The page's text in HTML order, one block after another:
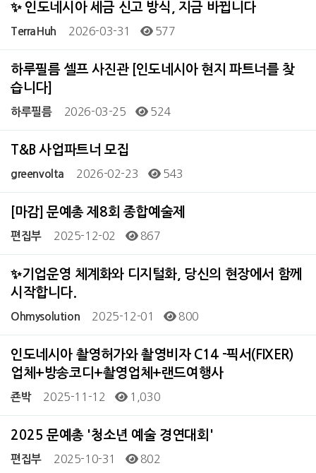
✨ 인도네시아 세금 신고 방식, 지금 바뀝니다
TerraHuh 2026-03-31 577
하루필름 셀프 사진관 [인도네시아 현지 파트너를 찾
습니다]
하루필름 2026-03-25 524
T&B 사업파트너 모집
greenvolta 2026-02-23 543
[마감] 문예총 제8회 종합예술제
편집부 2025-12-02 867
✨기업운영 체계화와 디지털화, 당신의 현장에서 함께
시작합니다.
Ohmysolution 2025-12-01 800
인도네시아 촬영허가와 촬영비자 C14 -픽서(FIXER)
업체+방송코디+촬영업체+랜드여행사
죤박 2025-11-12 1,030
2025 문예총 '청소년 예술 경연대회'
편집부 2025-10-31 802